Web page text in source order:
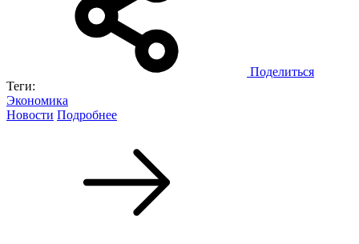
Поделиться
Теги:
Экономика
Новости Подробнее